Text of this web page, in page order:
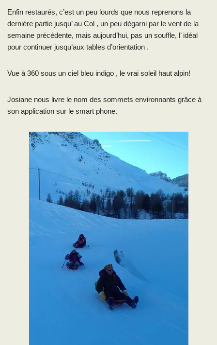
Enfin restaurés, c’est un peu lourds que nous reprenons la
dernière partie jusqu’ au Col , un peu dégarni par le vent de la
semaine précédente, mais aujourd’hui, pas un souffle, l’ idéal
pour continuer jusqu’aux tables d’orientation .
Vue à 360 sous un ciel bleu indigo , le vrai soleil haut alpin!
Josiane nous livre le nom des sommets environnants grâce à
son application sur le smart phone.